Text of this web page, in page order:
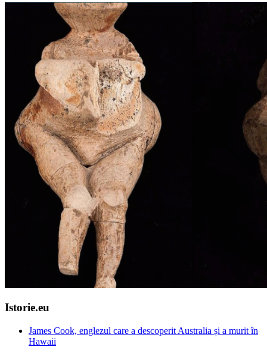
Istorie.eu
James Cook, englezul care a descoperit Australia și a murit în
Hawaii